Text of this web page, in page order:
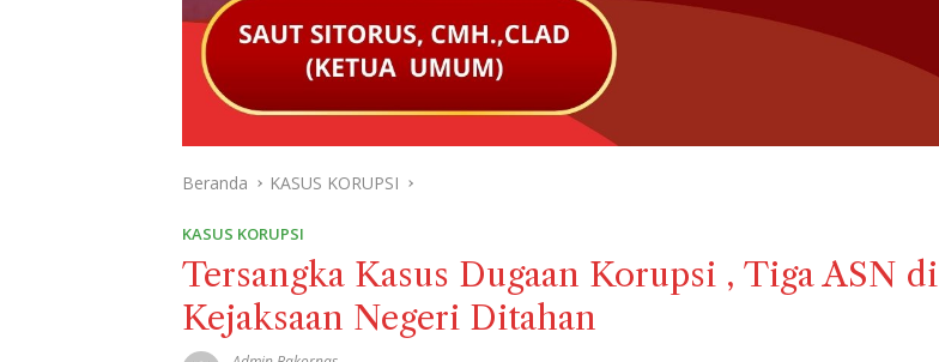
Beranda KASUS KORUPSI
KASUS KORUPSI
Tersangka Kasus Dugaan Korupsi , Tiga ASN di
Kejaksaan Negeri Ditahan